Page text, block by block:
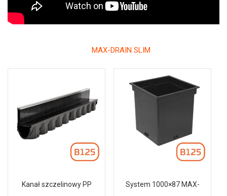
MAX-DRAIN SLIM
Kanał szczelinowy PP System 1000×87 MAX-